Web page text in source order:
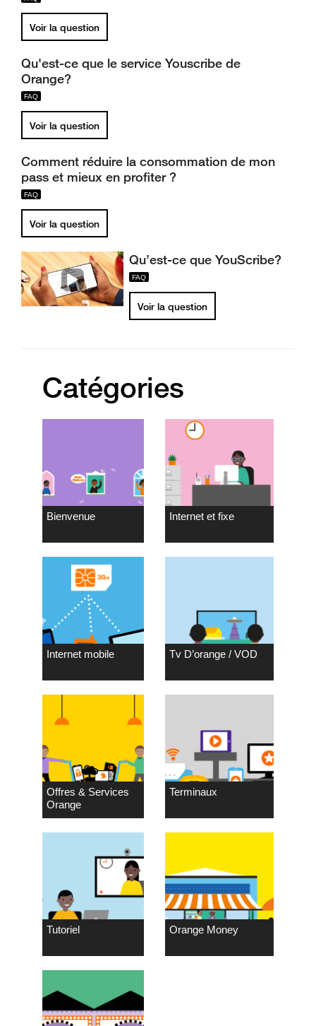
Voir la question
Qu'est-ce que le service Youscribe de
Orange?
Voir la question
Comment réduire la consommation de mon
pass et mieux en profiter ?
Voir la question
Qu’est-ce que YouScribe?
Voir la question
Catégories
Bienvenue Internet et fixe
Internet mobile Tv D’orange / VOD
Offres & Services
Orange
Terminaux
Tutoriel Orange Money